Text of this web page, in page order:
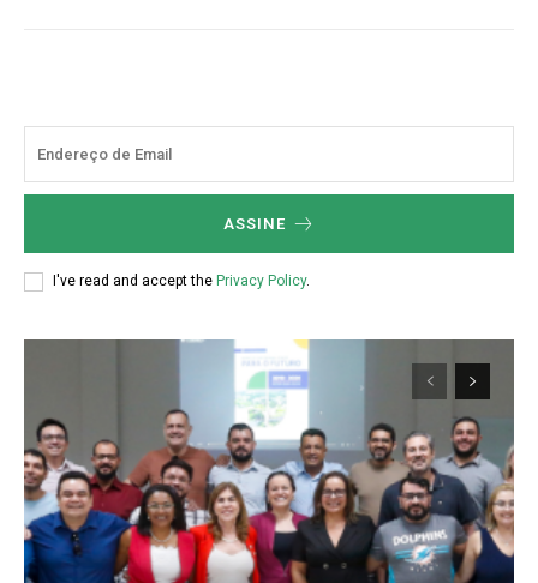
ASSINE
I've read and accept the Privacy Policy.